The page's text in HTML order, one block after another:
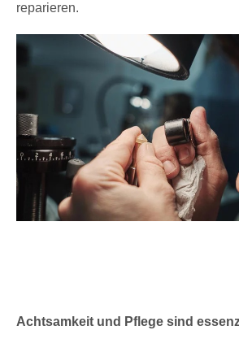
reparieren.
Achtsamkeit und Pflege sind